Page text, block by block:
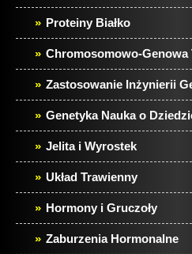
Proteiny Białko
Chromosomowo-
Zastosowanie Inżynierii
Genetyka Nauka o
Jelita i Wyrostek
Układ Trawienny
Hormony i Gruczoły
Zaburzenia Hormonalne